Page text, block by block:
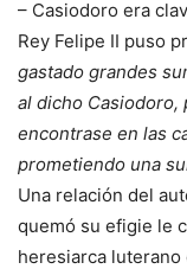
– Casiodoro era
Rey Felipe II puso
gastado grandes
al dicho Casiodoro,
encontrase en las
prometiendo una
Una relación del
quemó su efigie le
heresiarca